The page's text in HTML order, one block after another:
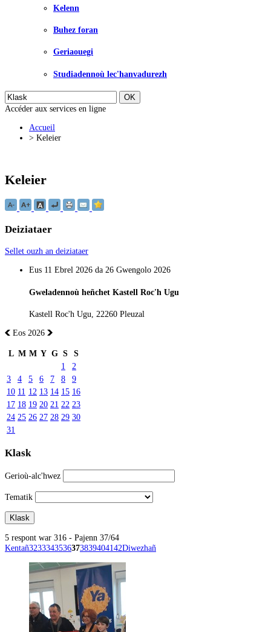
Kelenn
Buhez foran
Geriaouegi
Studiadennoù lec'hanvadurezh
Accéder aux services en ligne
Accueil
> Keleier
Keleier
Deiziataer
Sellet ouzh an deiziataer
Eus 11 Ebrel 2026 da 26 Gwengolo 2026
Gweladennoù heñchet Kastell Roc'h Ugu
Kastell Roc'h Ugu, 22260 Pleuzal
Eos 2026
L M M Y G S
S
1
2
3
4 5 6 7 8
9
10 11 12 13 14 15 16
17 18 19 20 21 22 23
24 25 26 27 28 29 30
31
Klask
Gerioù-alc'hwez
Tematik
5 respont war 316 - Pajenn 37/64
Kentañ3233343536373839404142Diwezhañ